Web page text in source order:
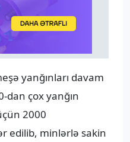
yanğınları davam
dan çox yanğın
2000
edilib, minlərlə sakin